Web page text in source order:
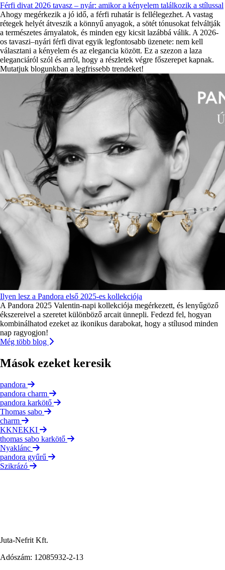
Férfi divat 2026 tavasz – nyár: amikor a kényelem találkozik a stílussal
Ahogy megérkezik a jó idő, a férfi ruhatár is fellélegezhet. A vastag
rétegek helyét átveszik a könnyű anyagok, a sötét tónusokat felváltják
a természetes árnyalatok, és minden egy kicsit lazábbá válik. A 2026-
os tavaszi–nyári férfi divat egyik legfontosabb üzenete: nem kell
választani a kényelem és az elegancia között. Ez a szezon a laza
eleganciáról szól és arról, hogy a részletek végre főszerepet kapnak.
Mutatjuk blogunkban a legfrissebb trendeket!
Ilyen lesz a Pandora első 2025-es kollekciója
A Pandora 2025 Valentin-napi kollekciója megérkezett, és lenyűgöző
ékszereivel a szeretet különböző arcait ünnepli. Fedezd fel, hogyan
kombinálhatod ezeket az ikonikus darabokat, hogy a stílusod minden
nap ragyogjon!
Még több blog
Mások ezeket keresik
pandora
pandora charm
pandora karkötő
Thomas sabo
charm
KKNEKKI
thomas sabo karkötő
Nyaklánc
pandora gyűrű
Szikrázó
Juta-Nefrit Kft.
Adószám: 12085932-2-13